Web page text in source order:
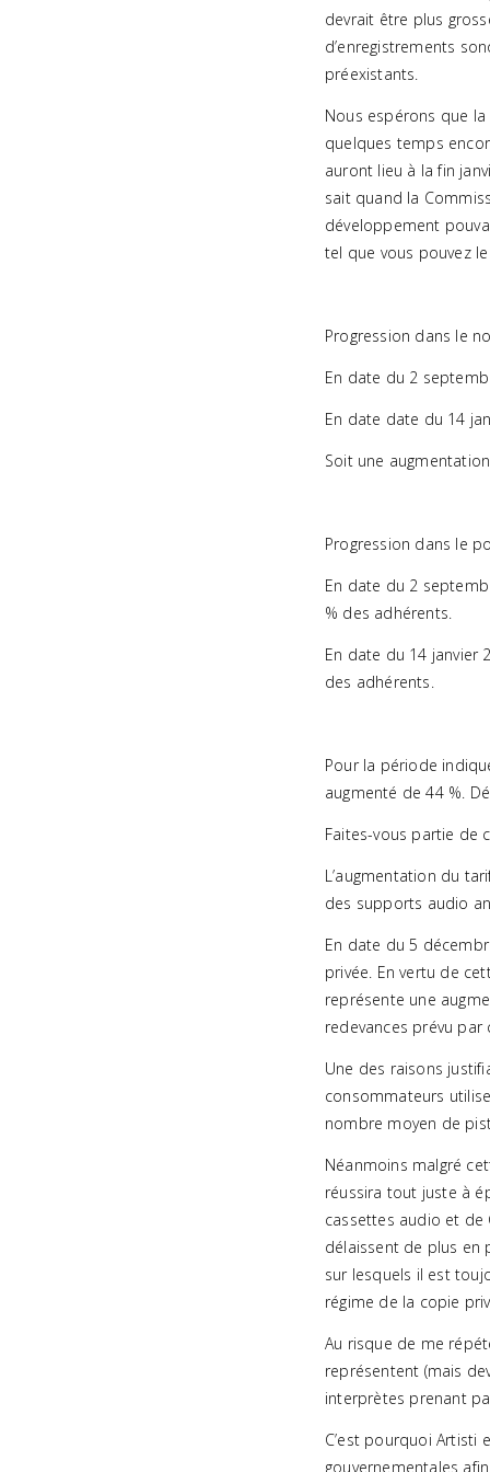
devrait être plus
d’enregistrements
préexistants.
Nous espérons que
quelques temps
auront lieu à la fin
sait quand la
développement
tel que vous pouvez
Progression dans le
En date du 2
En date date du 14
Soit une
Progression dans le
En date du 2
% des adhérents.
En date du 14 janvier
des adhérents.
Pour la période
augmenté de 44 %.
Faites-vous partie de
L’augmentation du
des supports audio
En date du 5
privée. En vertu de
représente une
redevances prévu
Une des raisons
consommateurs
nombre moyen de
Néanmoins malgré
réussira tout juste à
cassettes audio et
délaissent de plus en
sur lesquels il est
régime de la copie
Au risque de me
représentent (mais
interprètes prenant
C’est pourquoi Artisti
gouvernementales